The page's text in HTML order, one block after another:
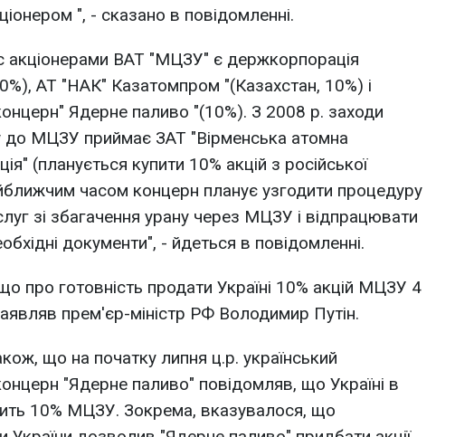
", - сказано в повідомленні.
акціонерами ВАТ "МЦЗУ" є держкорпорація
АТ "НАК" Казатомпром "(Казахстан, 10%) і
Ядерне паливо "(10%). З 2008 р. заходи
до МЦЗУ приймає ЗАТ "Вірменська атомна
(планується купити 10% акцій з російської
часом концерн планує узгодити процедуру
зі збагачення урану через МЦЗУ і відпрацювати
документи", - йдеться в повідомленні.
про готовність продати Україні 10% акцій МЦЗУ 4
прем'єр-міністр РФ Володимир Путін.
що на початку липня ц.р. український
"Ядерне паливо" повідомляв, що Україні в
10% МЦЗУ. Зокрема, вказувалося, що